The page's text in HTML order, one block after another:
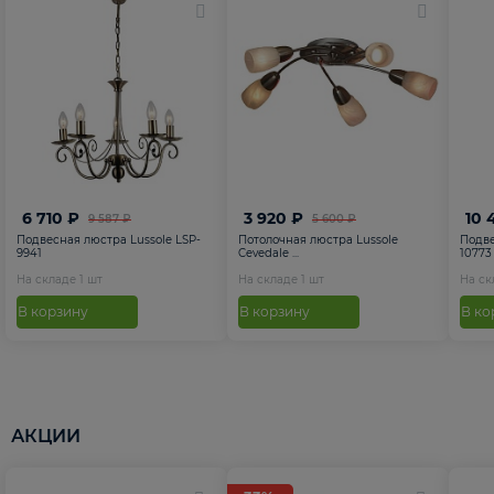
9 587 ₽
6 710 ₽
Подвесная люстра Lussole LSP-
9941
На складе 1 шт
В корзину
5 600 ₽
3 920 ₽
Потолочная люстра Lussole
Cevedale ...
На складе 1 шт
В корзину
10
10773
На
В
АКЦИИ